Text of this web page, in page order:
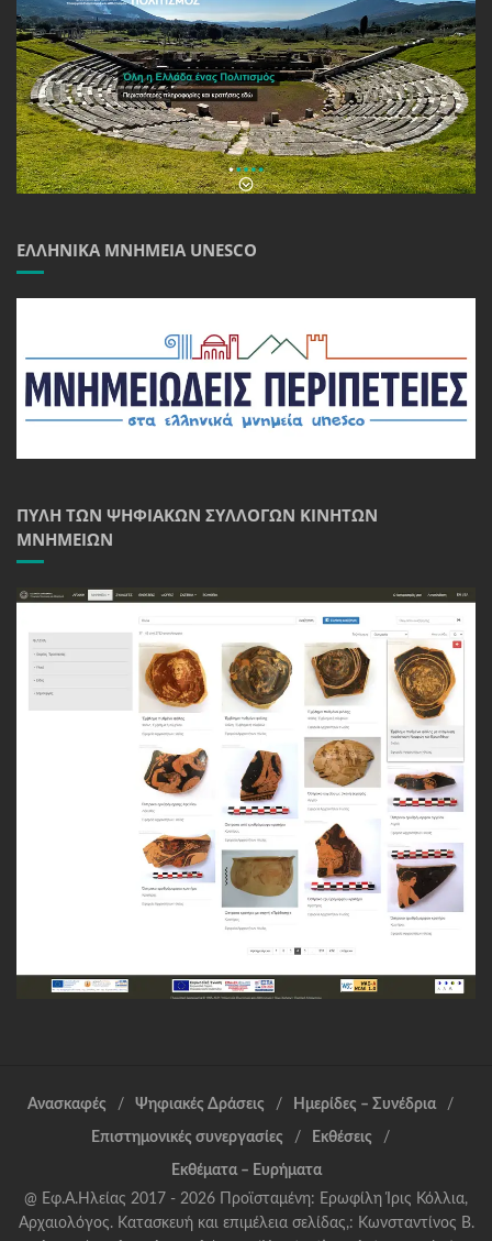
ΕΛΛΗΝΙΚΆ ΜΝΗΜΕΊΑ UNESCO
ΠΎΛΗ ΤΩΝ ΨΗΦΙΑΚΏΝ ΣΥΛΛΟΓΏΝ ΚΙΝΗΤΏΝ
ΜΝΗΜΕΊΩΝ
Ανασκαφές Ψηφιακές Δράσεις Ημερίδες – Συνέδρια
Επιστημονικές συνεργασίες Εκθέσεις
Εκθέματα – Ευρήματα
@ Εφ.Α.Ηλείας 2017 - 2026 Προϊσταμένη: Ερωφίλη Ίρις Κόλλια,
Αρχαιολόγος. Κατασκευή και επιμέλεια σελίδας,: Κωνσταντίνος Β.